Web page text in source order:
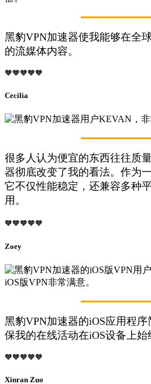
黑豹VPN加速器使我能够在全
的流媒体内容。
🧡🧡🧡🧡🧡
Cecilia
很多人认为便宜的东西往往质
器彻底改变了我的看法。作为
它不仅性能稳定，还兼容多种
用。
🧡🧡🧡🧡🧡
Zoey
黑豹VPN加速器的iOS应用程
保我的在线活动在iOS设备上始
🧡🧡🧡🧡🧡
Xinran Zuo